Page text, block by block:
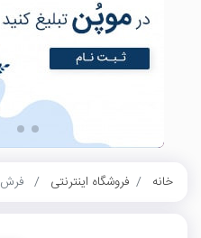
خانه فروشگاه اینترنتی فرش